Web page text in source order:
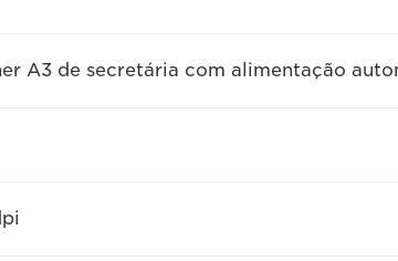
A3 de secretária com alimentação